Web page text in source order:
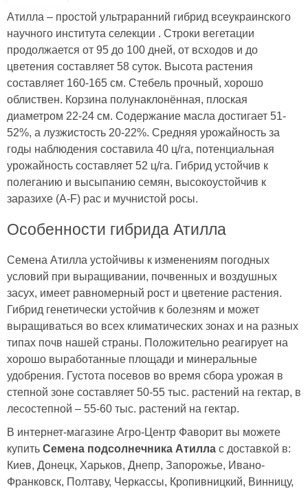
Атилла – простой ультраранний гибрид всеукраинского
научного института селекции . Строки вегетации
продолжается от 95 до 100 дней, от всходов и до
цветения составляет 58 суток. Высота растения
составляет 160-165 см. Стебель прочный, хорошо
облиствен. Корзина полунаклонённая, плоская
диаметром 22-24 см. Содержание масла достигает 51-
52%, а лузжистость 20-22%. Средняя урожайность за
годы наблюдения составила 40 ц/га, потенциальная
урожайность составляет 52 ц/га. Гибрид устойчив к
полеганию и высыпанию семян, высокоустойчив к
заразихе (А-F) рас и мучнистой росы.
Особенности гибрида Атилла
Семена Атилла устойчивы к изменениям погодных
условий при выращивании, почвенных и воздушных
засух, имеет равномерный рост и цветение растения.
Гибрид генетически устойчив к болезням и может
выращиваться во всех климатических зонах и на разных
типах почв нашей страны. Положительно реагирует на
хорошо выработанные площади и минеральные
удобрения. Густота посевов во время сбора урожая в
степной зоне составляет 50-55 тыс. растений на гектар, в
лесостепной – 55-60 тыс. растений на гектар.
В интернет-магазине Агро-Центр Фаворит вы можете
купить Семена подсолнечника Атилла с доставкой в:
Киев, Донецк, Харьков, Днепр, Запорожье, Ивано-
Франковск, Полтаву, Черкассы, Кропивницкий, Винницу,